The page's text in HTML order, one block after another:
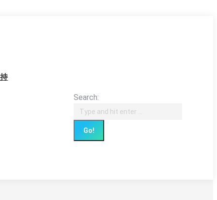
Search: